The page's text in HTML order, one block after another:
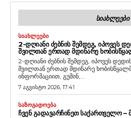
ᲡᲘᲐᲮᲚᲔᲔᲑᲘ
ᲡᲘᲐᲮᲚᲔᲔᲑᲘ
2-ᲓᲦᲘᲐᲜᲘ ᲫᲔᲑᲜᲘᲡ ᲨᲔᲛᲓᲔᲒ, ᲘᲞᲝᲕᲔᲡ
ᲨᲕᲘᲚᲗᲐᲜ ᲔᲠᲗᲐᲓ ᲛᲓᲘᲜᲐᲠᲔ
2-დღიანი ძებნის შემდეგ, იპოვეს
შვილთან ერთად მდინარე
ინფორმაციით, გუშინ,...
7 აგვისტო 2026, 17:41
ᲡᲐᲖᲝᲒᲐᲓᲝᲔᲑᲐ
ᲩᲕᲔᲜ ᲒᲐᲓᲐᲕᲐᲠᲩᲘᲜᲔᲗ ᲡᲐᲥᲐᲠᲗᲕᲔᲚᲝ –